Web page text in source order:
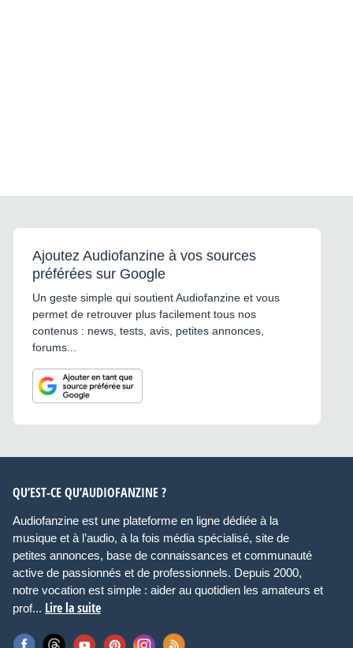
Ajoutez Audiofanzine à vos sources
préférées sur Google
Un geste simple qui soutient Audiofanzine et vous
permet de retrouver plus facilement tous nos
contenus : news, tests, avis, petites annonces,
forums...
QU’EST-CE QU’AUDIOFANZINE ?
Audiofanzine est une plateforme en ligne dédiée à la
musique et à l’audio, à la fois média spécialisé, site de
petites annonces, base de connaissances et communauté
active de passionnés et de professionnels. Depuis 2000,
notre vocation est simple : aider au quotidien les amateurs et
prof... Lire la suite